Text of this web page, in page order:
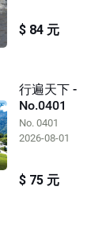
$ 84 元
行遍天下 -
No.0401
No. 0401
2026-08-01
$ 75 元